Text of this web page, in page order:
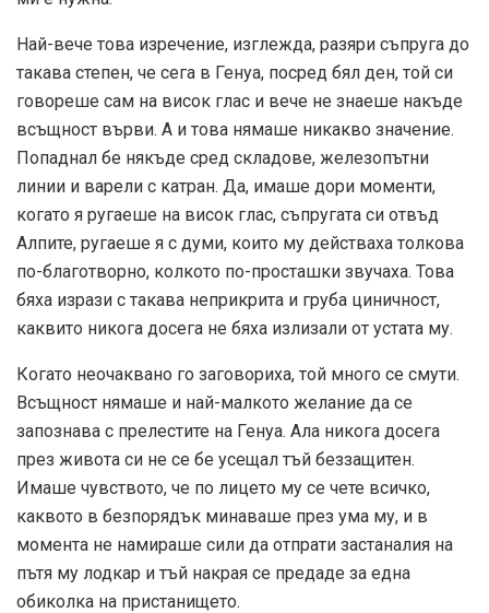
Най-вече това изречение, изглежда, разяри съпруга до
такава степен, че сега в Генуа, посред бял ден, той си
говореше сам на висок глас и вече не знаеше накъде
всъщност върви. А и това нямаше никакво значение.
Попаднал бе някъде сред складове, железопътни
линии и варели с катран. Да, имаше дори моменти,
когато я ругаеше на висок глас, съпругата си отвъд
Алпите, ругаеше я с думи, които му действаха толкова
по-благотворно, колкото по-просташки звучаха. Това
бяха изрази с такава неприкрита и груба циничност,
каквито никога досега не бяха излизали от устата му.
Когато неочаквано го заговориха, той много се смути.
Всъщност нямаше и най-малкото желание да се
запознава с прелестите на Генуа. Ала никога досега
през живота си не се бе усещал тъй беззащитен.
Имаше чувството, че по лицето му се чете всичко,
каквото в безпорядък минаваше през ума му, и в
момента не намираше сили да отпрати застаналия на
пътя му лодкар и тъй накрая се предаде за една
обиколка на пристанището.